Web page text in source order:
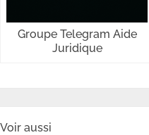
Groupe Telegram Aide
Juridique
Voir aussi